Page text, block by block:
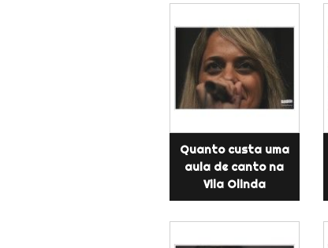
Quanto custa uma
aula de canto na
Vila Olinda